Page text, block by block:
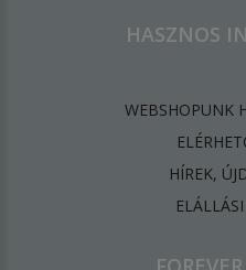
HASZNOS
WEBSHOPUNK
HÍREK,